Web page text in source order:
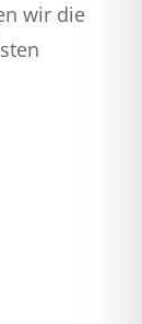
wir die